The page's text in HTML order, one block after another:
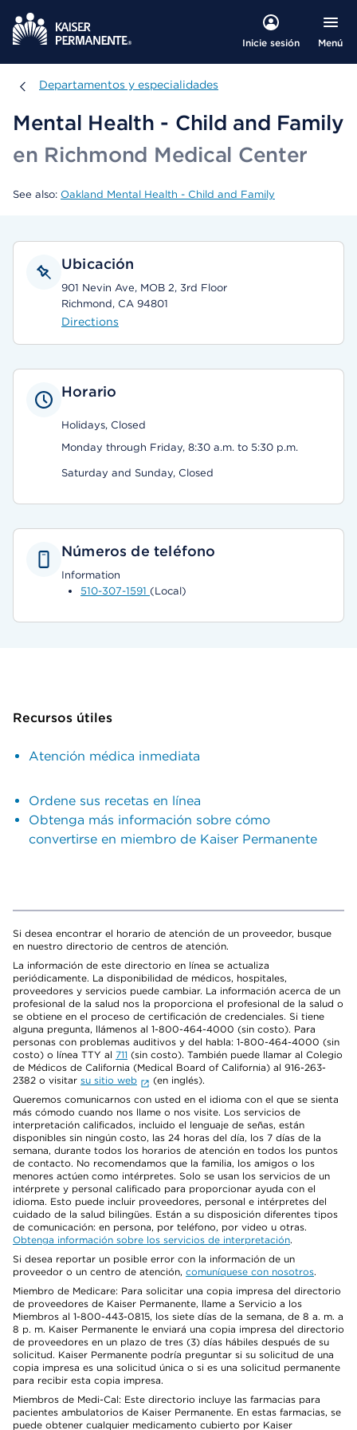
Inicie sesión Menú
Departamentos y especialidades
Departamentos y especialidades
Mental Health - Child and Family
en Richmond Medical Center
See also: Oakland Mental Health - Child and Family
Ubicación
901 Nevin Ave, MOB 2, 3rd Floor
Richmond, CA 94801
Directions
Horario
Holidays, Closed
Monday through Friday, 8:30 a.m. to 5:30 p.m.
Saturday and Sunday, Closed
Números de teléfono
Information
510-307-1591 (Local)
Recursos útiles
Atención médica inmediata
Ordene sus recetas en línea
Obtenga más información sobre cómo
convertirse en miembro de Kaiser Permanente
Si desea encontrar el horario de atención de un proveedor, busque
en nuestro directorio de centros de atención.
La información de este directorio en línea se actualiza
periódicamente. La disponibilidad de médicos, hospitales,
proveedores y servicios puede cambiar. La información acerca de un
profesional de la salud nos la proporciona el profesional de la salud o
se obtiene en el proceso de certificación de credenciales. Si tiene
alguna pregunta, llámenos al 1-800-464-4000 (sin costo). Para
personas con problemas auditivos y del habla: 1-800-464-4000 (sin
costo) o línea TTY al 711 (sin costo). También puede llamar al Colegio
de Médicos de California (Medical Board of California) al 916-263-
2382 o visitar su sitio web
(en inglés).
Queremos comunicarnos con usted en el idioma con el que se sienta
más cómodo cuando nos llame o nos visite. Los servicios de
interpretación calificados, incluido el lenguaje de señas, están
disponibles sin ningún costo, las 24 horas del día, los 7 días de la
semana, durante todos los horarios de atención en todos los puntos
de contacto. No recomendamos que la familia, los amigos o los
menores actúen como intérpretes. Solo se usan los servicios de un
intérprete y personal calificado para proporcionar ayuda con el
idioma. Esto puede incluir proveedores, personal e intérpretes del
cuidado de la salud bilingües. Están a su disposición diferentes tipos
de comunicación: en persona, por teléfono, por video u otras.
Obtenga información sobre los servicios de interpretación.
Si desea reportar un posible error con la información de un
proveedor o un centro de atención, comuníquese con nosotros.
Miembro de Medicare: Para solicitar una copia impresa del directorio
de proveedores de Kaiser Permanente, llame a Servicio a los
Miembros al 1-800-443-0815, los siete días de la semana, de 8 a. m. a
8 p. m. Kaiser Permanente le enviará una copia impresa del directorio
de proveedores en un plazo de tres (3) días hábiles después de su
solicitud. Kaiser Permanente podría preguntar si su solicitud de una
copia impresa es una solicitud única o si es una solicitud permanente
para recibir esta copia impresa.
Miembros de Medi-Cal: Este directorio incluye las farmacias para
pacientes ambulatorios de Kaiser Permanente. En estas farmacias, se
puede obtener cualquier medicamento cubierto por Kaiser